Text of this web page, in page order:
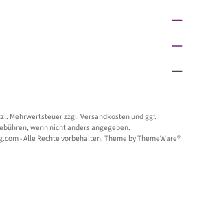
Mehrwertsteuer zzgl. Versandkostenund ggf.
wenn nicht anders angegeben.
- Alle Rechte vorbehalten. Theme byThemeWare®